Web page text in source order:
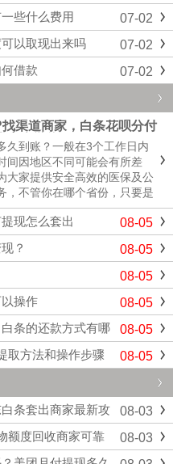
07-02
些什么费用
07-02
以取现出来吗
07-02
借款
渠道商家，白条花呗分付
中介微信
久到账？一般在3个工作日内
间因地区不同可能会有所差
大家提供安全高效的医保及公
，不管你在哪个省份，只要是
内，都可以联系我们帮你代办
户里的余额就可以很快地变现
处理速度那是相当快的...
08-05
现怎么套出
08-05
？
08-05
08-05
操作
08-05
条的还款方式有哪
08-05
取方法和操作步骤
08-03
条套出商家最新攻
08-03
额度回收商家可靠